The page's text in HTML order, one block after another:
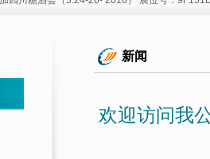
新闻
欢迎访问我